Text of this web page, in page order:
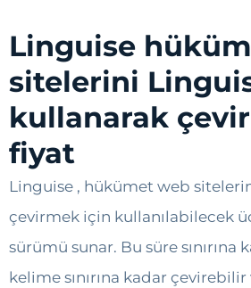
Linguise
sitelerini
kullanarak
fiyat
Linguise , hükümet web
çevirmek için kullanılabilecek
sürümü sunar. Bu süre sınırına
kelime sınırına kadar